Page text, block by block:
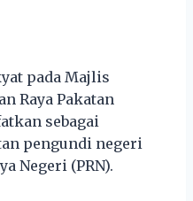
pada Majlis
Raya Pakatan
sebagai
pengundi negeri
Negeri (PRN).